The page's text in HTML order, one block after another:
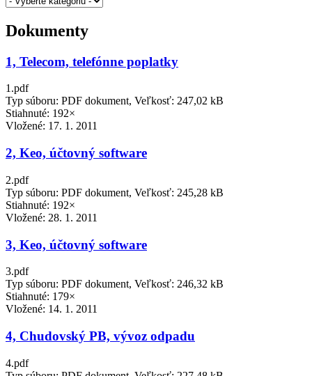
Dokumenty
1, Telecom, telefónne poplatky
1.pdf
Typ súboru: PDF dokument, Veľkosť: 247,02 kB
Stiahnuté: 192×
Vložené: 17. 1. 2011
2, Keo, účtovný software
2.pdf
Typ súboru: PDF dokument, Veľkosť: 245,28 kB
Stiahnuté: 192×
Vložené: 28. 1. 2011
3, Keo, účtovný software
3.pdf
Typ súboru: PDF dokument, Veľkosť: 246,32 kB
Stiahnuté: 179×
Vložené: 14. 1. 2011
4, Chudovský PB, vývoz odpadu
4.pdf